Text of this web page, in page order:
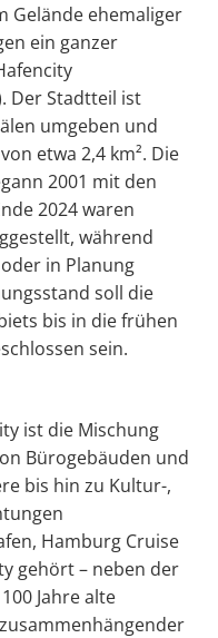
Gelände ehemaliger
ein ganzer
Der Stadtteil ist
umgeben und
etwa 2,4 km². Die
2001 mit den
2024 waren
während
in Planung
soll die
bis in die frühen
sein.
ist die Mischung
Bürogebäuden und
bis hin zu Kultur-,
Hamburg Cruise
gehört – neben der
Jahre alte